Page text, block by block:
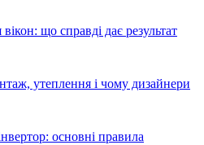
що справді дає результат
утеплення і чому дизайнери
основні правила